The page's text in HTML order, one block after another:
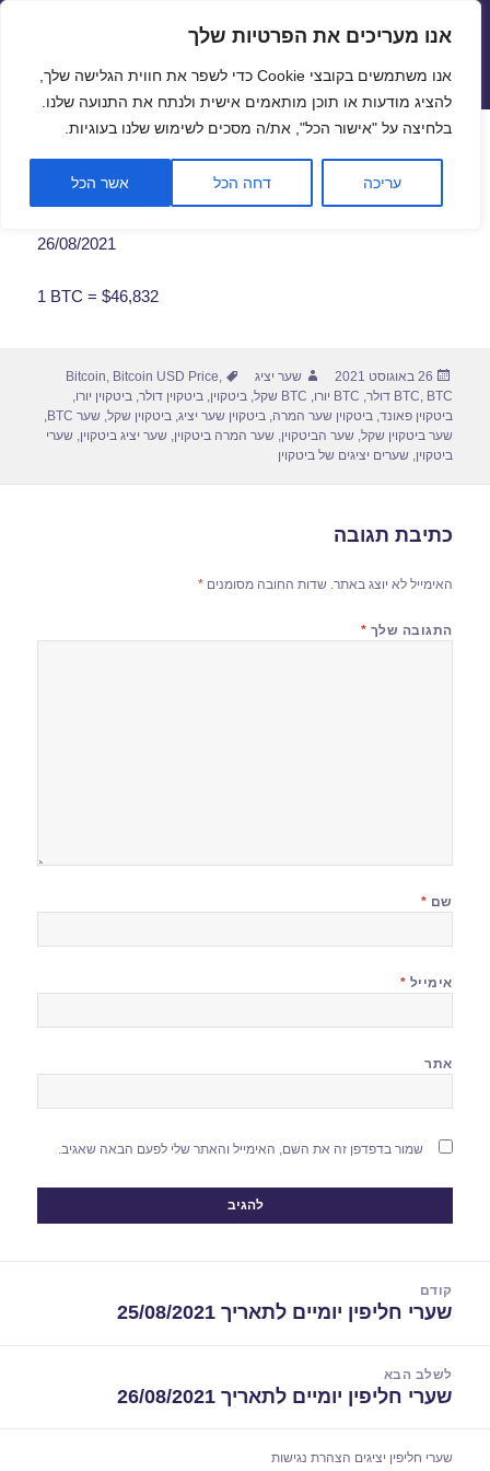
פתח
אנו מעריכים את הפרטיות שלך
אנו משתמשים בקובצי Cookie כדי לשפר את חווית הגלישה שלך,
להציג מודעות או תוכן מותאמים אישית ולנתח את התנועה שלנו.
בלחיצה על "אישור הכל", את/ה מסכים לשימוש שלנו בעוגיות.
עריכה דחה הכל אשר הכל
שערי חליפין יציגים – שער יציג
תפריטים
ווידג'טים
שער ביטקוין לתאריך 26/08/2021
26/08/2021
1 BTC = $46,832
פורסם
בתאריך
26 באוגוסט 2021 מחבר
שער יציג תגיות Bitcoin, Bitcoin USD Price,
BTC, BTC דולר , BTC יורו , BTC שקל ,ביטקוין,ביטקוין דולר,ביטקוין יורו,
ביטקוין פאונד,ביטקוין שער המרה,ביטקוין שער יציג,ביטקוין שקל,שער BTC
,
שער ביטקוין שקל,שער הביטקוין,שער המרה ביטקוין,שער יציג ביטקוין,שערי
ביטקוין,שערים יציגים של ביטקוין
כתיבת תגובה
האימייל לא יוצג באתר. שדות החובה מסומנים*
התגובה שלך *
שם *
אימייל *
אתר
שמור בדפדפן זה את השם, האימייל והאתר שלי לפעם הבאה שאגיב.
קודם
הפוסט
שערי חליפין יומיים לתאריך 25/08/2021
לשלב הבא
הפוסט
שערי חליפין יומיים לתאריך 26/08/2021
שערי חליפין יציגים הצהרת נגישות